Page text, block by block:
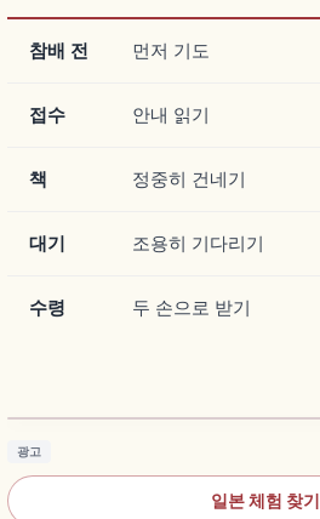
참배 전 먼저 기도
접수 안내 읽기
책 정중히 건네기
대기 조용히 기다리기
수령 두 손으로 받기
광고
일본 체험 찾기